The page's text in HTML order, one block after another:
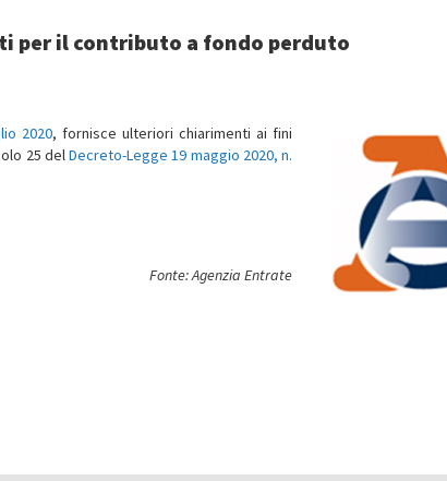
per il contributo a fondo perduto
2020, fornisce ulteriori chiarimenti ai fini
25 delDecreto-Legge 19 maggio 2020, n.
Fonte: Agenzia Entrate